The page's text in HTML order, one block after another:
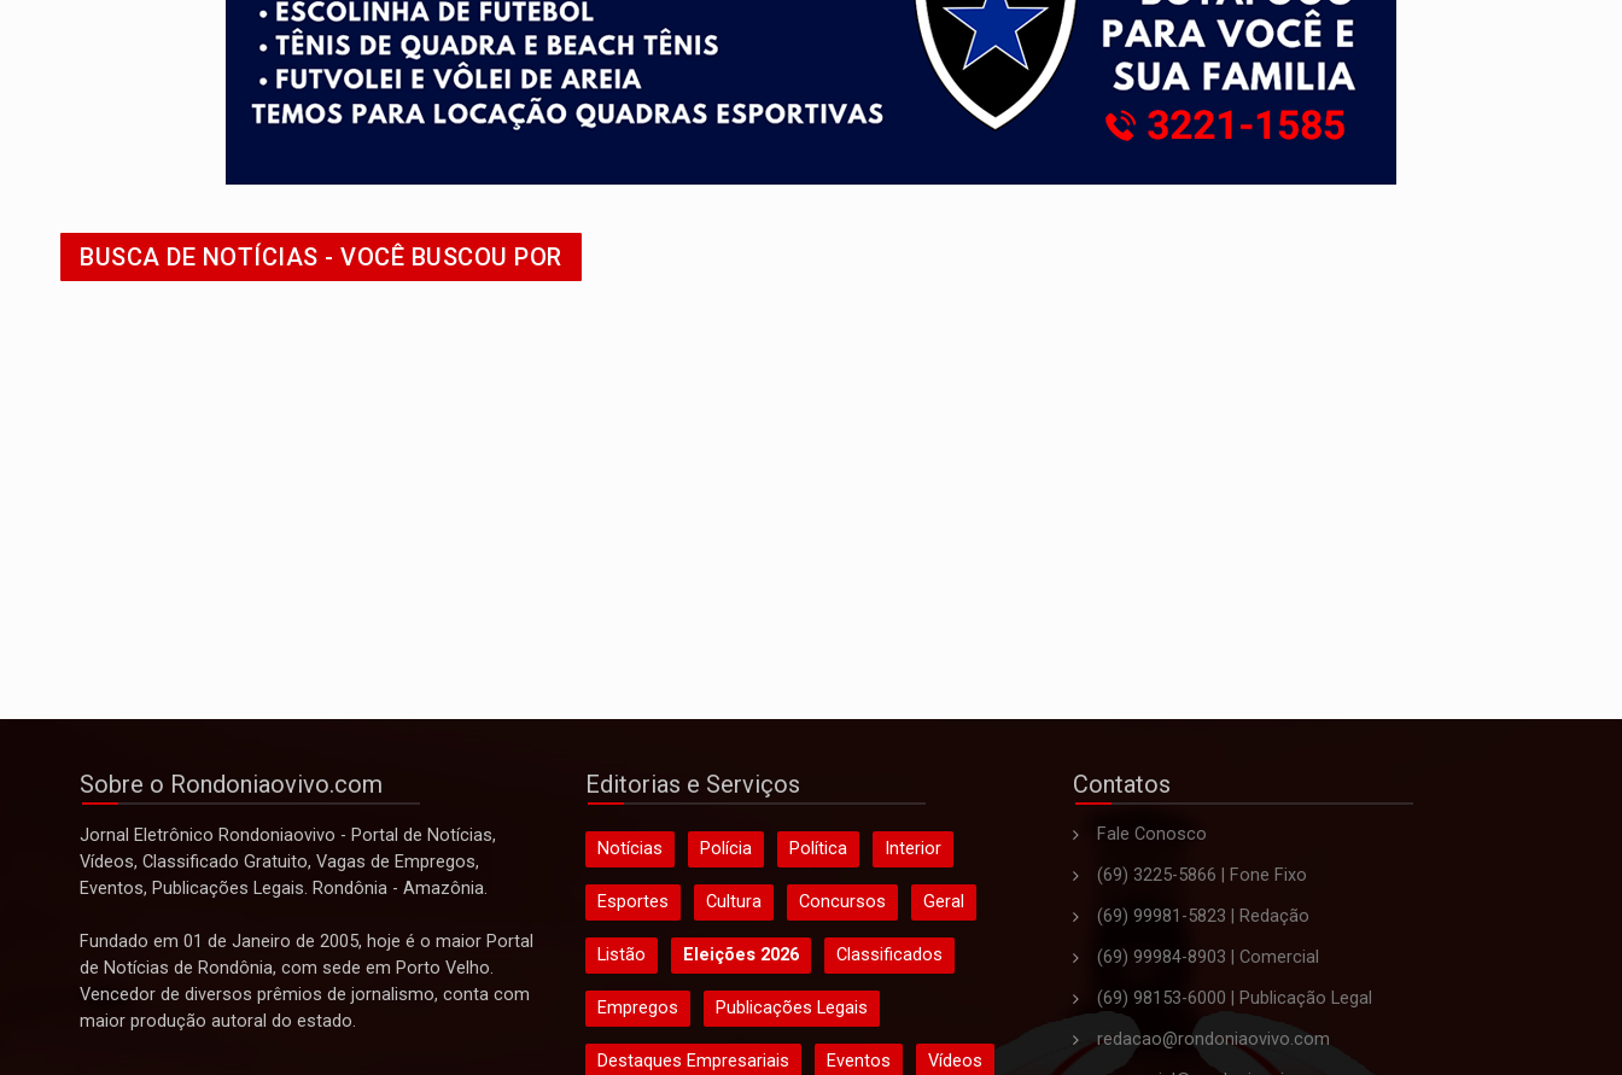
Pitbulls fogem de residência e atacam casal de idosos na zona Leste
AÇÃO CONJUNTA:Forças policiais apreendem cerca de 1kg de ouro em Rondônia
PF ESTÁ APURANDO:Flávio Bolsonaro escolhe Alfredo Gaspar como vice, alvo de denúncia por estupro
BUSCA DE NOTÍCIAS - VOCÊ BUSCOU POR
Sobre o Rondoniaovivo.com
Jornal Eletrônico Rondoniaovivo - Portal de Notícias,
Vídeos, Classificado Gratuito, Vagas de Empregos,
Eventos, Publicações Legais. Rondônia - Amazônia.
Fundado em 01 de Janeiro de 2005, hoje é o maior Portal
de Notícias de Rondônia, com sede em Porto Velho.
Vencedor de diversos prêmios de jornalismo, conta com
maior produção autoral do estado.
Editorias e Serviços
Notícias Polícia Política Interior
Esportes Cultura Concursos Geral
Listão Eleições 2026 Classificados
Empregos Publicações Legais
Destaques Empresariais Eventos Vídeos
Contatos
Fale Conosco
(69) 3225-5866 | Fone Fixo
(69) 99981-5823 | Redação
(69) 99984-8903 | Comercial
(69) 98153-6000 | Publicação Legal
redacao@rondoniaovivo.com